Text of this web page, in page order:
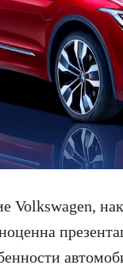
Volkswagen,